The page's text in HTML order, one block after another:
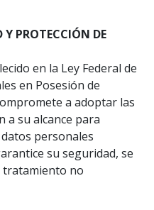
PROTECCIÓN DE
en la Ley Federal de
en Posesión de
a adoptar las
a su alcance para
personales
su seguridad, se
tratamiento no